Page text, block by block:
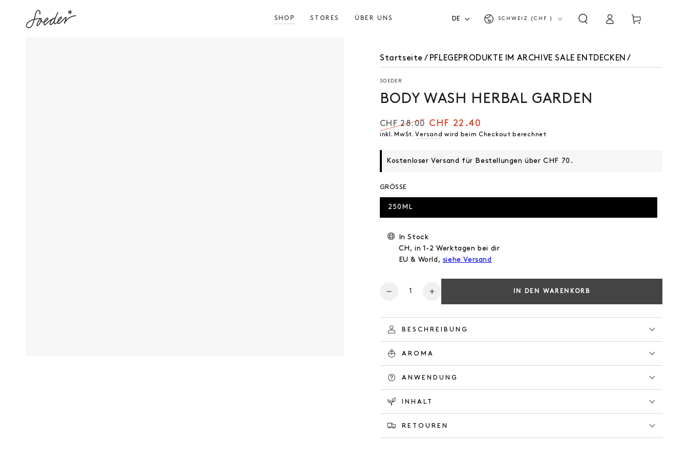
SPRINGEN
SHOP
STORES ÜBER UNS DE
Land/Region
SCHWEIZ (CHF ) EinloggenWarenkorb
Startseite / PFLEGEPRODUKTE IM ARCHIVE SALE ENTDECKEN /
SOEDER
BODY WASH HERBAL GARDEN
Regulärer
CHF 28.00
Verkaufspreis
CHF 22.40
inkl. MwSt.Versand wird beim Checkout berechnet
Kostenloser Versand für Bestellungen über CHF 70.
GRÖSSE
250ML
In Stock
CH, in 1-2 Werktagen bei dir
EU & World, siehe Versand
Verringere
Menge
für
BODY
WASH
HERBAL
Erhöhe
die
Menge
für
BODY
IN DEN WARENKORB
BESCHREIBUNG
AROMA
ANWENDUNG
INHALT
RETOUREN